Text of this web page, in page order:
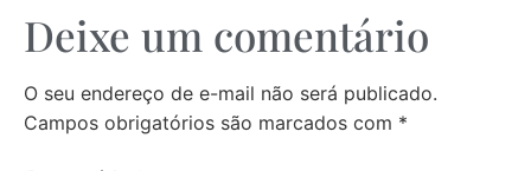
Deixe um comentário
O seu endereço de e-mail não será publicado.
Campos obrigatórios são marcados com *